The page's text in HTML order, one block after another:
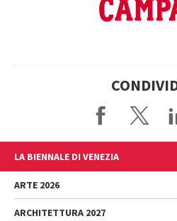
LA BIENNALE DI VENEZIA
L'Istituzione
Cariche istituzionali
ARTE 2026
Esposizione
ARCHITETTURA 2027